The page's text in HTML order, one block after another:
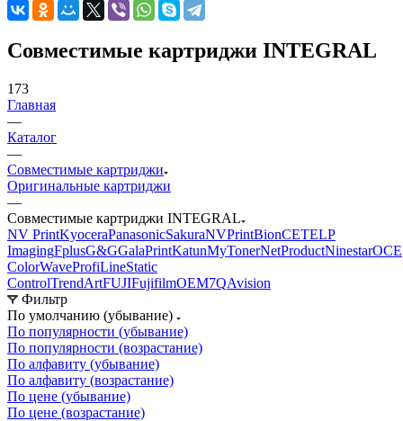
Совместимые картриджи INTEGRAL
173
Главная
—
Каталог
—
Совместимые картриджи
Оригинальные картриджи
—
Совместимые картриджи INTEGRAL
NV PrintKyoceraPanasonicSakuraNVPrintBionCETELP
ImagingFplusG&GGalaPrintKatunMyTonerNetProductNinestarOCE
ColorWaveProfiLineStatic
ControlTrendArtFUJIFujifilmOEM7QAvision
Фильтр
По умолчанию (убывание)
По популярности (убывание)
По популярности (возрастание)
По алфавиту (убывание)
По алфавиту (возрастание)
По цене (убывание)
По цене (возрастание)